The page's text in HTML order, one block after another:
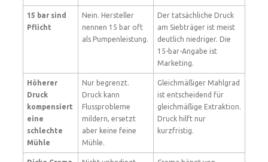
15 bar sind
Pflicht
Nein. Hersteller
nennen 15 bar oft
als Pumpenleistung.
Der tatsächliche Druck
am Siebträger ist meist
deutlich niedriger. Die
15-bar-Angabe ist
Marketing.
Höherer
Druck
kompensiert
eine
schlechte
Mühle
Nur begrenzt.
Druck kann
Flussprobleme
mildern, ersetzt
aber keine feine
Mühle.
Gleichmäßiger Mahlgrad
ist entscheidend für
gleichmäßige Extraktion.
Druck hilft nur
kurzfristig.